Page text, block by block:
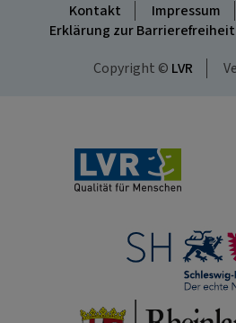
Kontakt Impressum
Erklärung zur Barrierefreiheit
Copyright © LVR